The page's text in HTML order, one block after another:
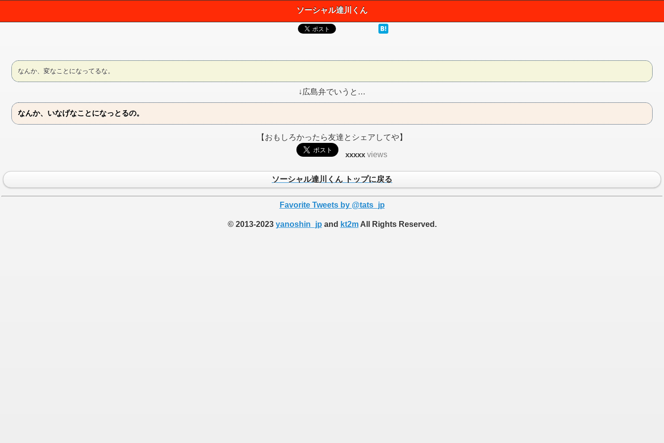
ソーシャル達川くん
なんか、変なことになってるな。
↓広島弁でいうと…
なんか、いなげなことになっとるの。
【おもしろかったら友達とシェアしてや】
xxxxx views
ソーシャル達川くん トップに戻る
Favorite Tweets by @tats_jp
© 2013-2023 yanoshin_jp and kt2mAll Rights Reserved.